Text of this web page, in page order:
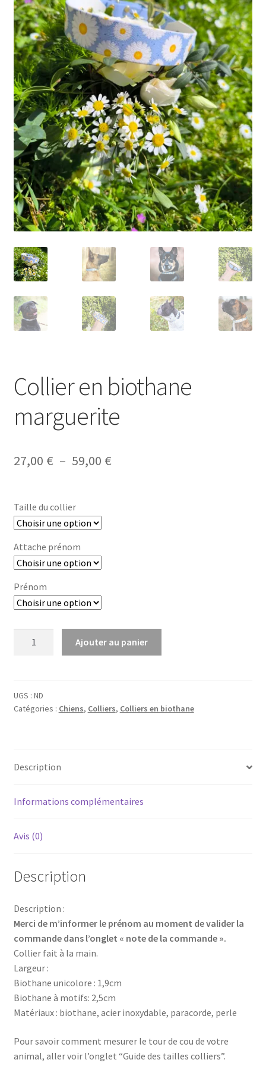
Ma Présentation
Politique de confidentialité
Retour
Mon compte
Panier
Commande
MERCI POUR VOTRE COMMANDE
Vos photos/avis
Collier en biothane
marguerite
27,00 € – 59,00 €Plage
Taille du collier
Attache prénom
Prénom
biothane
marguerite
Ajouter au panier
UGS : ND
Catégories : Chiens, Colliers, Colliers en biothane
Description
Informations complémentaires
Avis (0)
Description
Description :
Merci de m’informer le prénom au moment de valider la
commande dans l’onglet « note de la commande ».
Collier fait à la main.
Largeur :
Biothane unicolore : 1,9cm
Biothane à motifs: 2,5cm
Matériaux : biothane, acier inoxydable, paracorde, perle
Pour savoir comment mesurer le tour de cou de votre
animal, aller voir l’onglet “Guide des tailles colliers”.